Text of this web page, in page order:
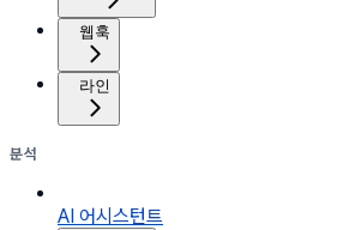
웹훅
라인
분석
AI 어시스턴트